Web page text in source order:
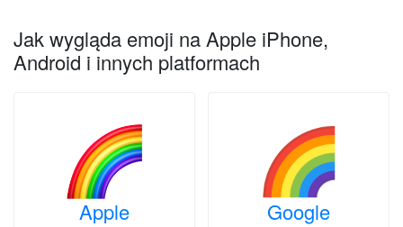
Jak wygląda emoji na Apple iPhone,
Android i innych platformach
Apple Google